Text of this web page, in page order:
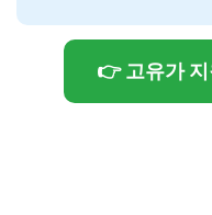
👉 고유가 지